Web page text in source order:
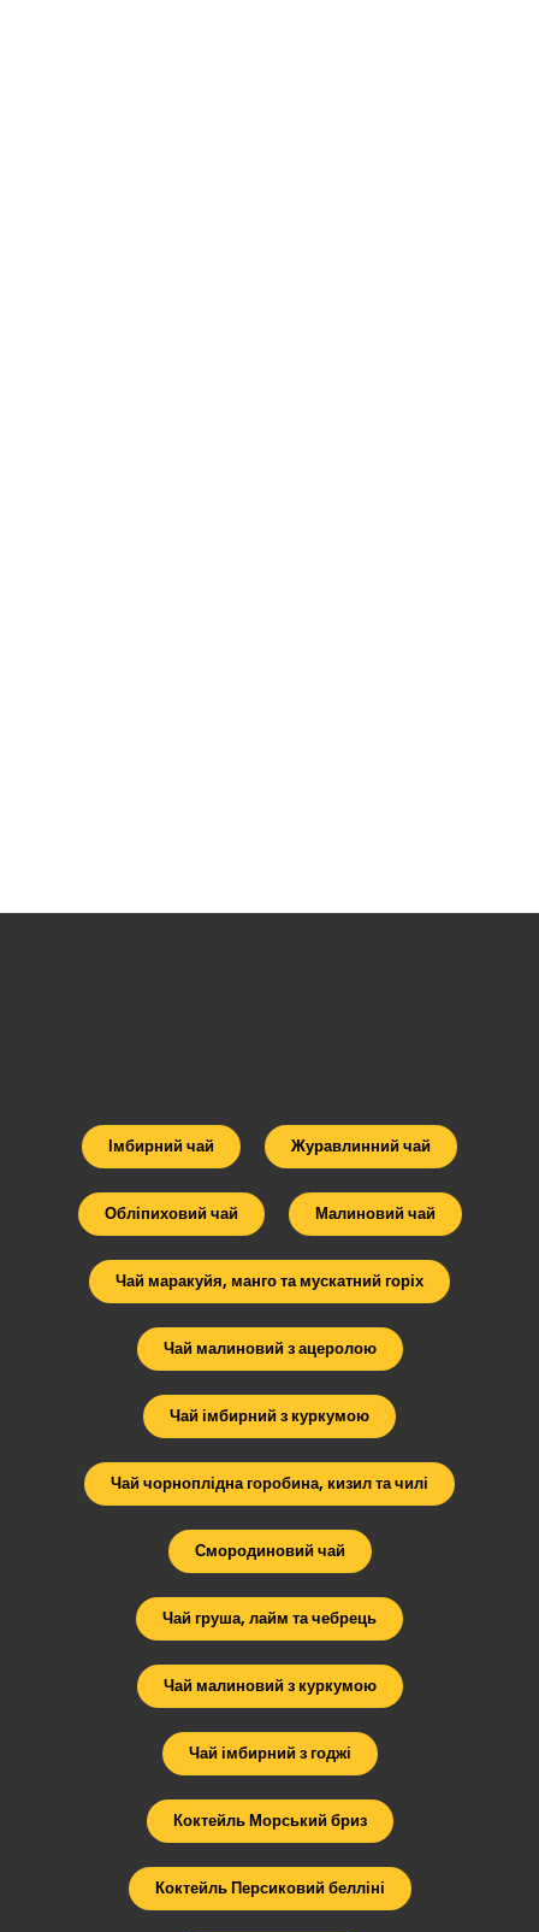
Імбирний чай Журавлинний чай
Обліпиховий чай Малиновий чай
Чай маракуйя, манго та мускатний горіх
Чай малиновий з ацеролою
Чай імбирний з куркумою
Чай чорноплідна горобина, кизил та чилі
Смородиновий чай
Чай груша, лайм та чебрець
Чай малиновий з куркумою
Чай імбирний з годжі
Коктейль Морський бриз
Коктейль Персиковий белліні